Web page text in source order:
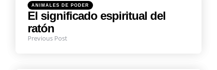
Posted
in
ANIMALES DE PODER
El significado espiritual del
ratón
Previous Post